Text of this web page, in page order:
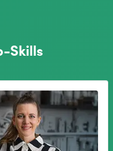
Skills